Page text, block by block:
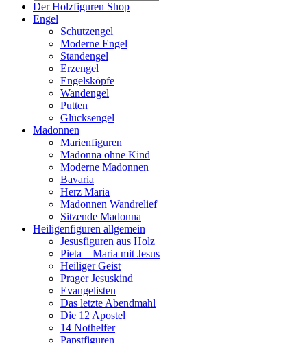
Der Holzfiguren Shop
Engel
Schutzengel
Moderne Engel
Standengel
Erzengel
Engelsköpfe
Wandengel
Putten
Glücksengel
Madonnen
Marienfiguren
Madonna ohne Kind
Moderne Madonnen
Bavaria
Herz Maria
Madonnen Wandrelief
Sitzende Madonna
Heiligenfiguren allgemein
Jesusfiguren aus Holz
Pieta – Maria mit Jesus
Heiliger Geist
Prager Jesuskind
Evangelisten
Das letzte Abendmahl
Die 12 Apostel
14 Nothelfer
Papstfiguren